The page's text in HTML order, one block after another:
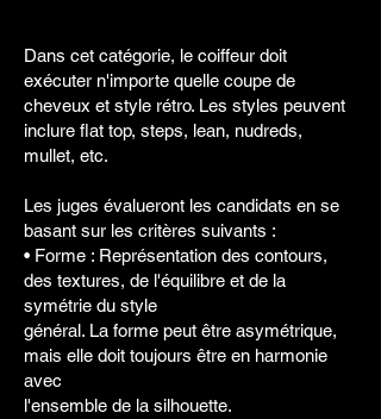
Dans cet catégorie, le coiffeur doit
exécuter n'importe quelle coupe de
cheveux et style rétro. Les styles peuvent
inclure flat top, steps, lean, nudreds,
mullet, etc.
Les juges évalueront les candidats en se
basant sur les critères suivants :
• Forme : Représentation des contours,
des textures, de l'équilibre et de la
symétrie du style
général. La forme peut être asymétrique,
mais elle doit toujours être en harmonie
avec
l'ensemble de la silhouette.